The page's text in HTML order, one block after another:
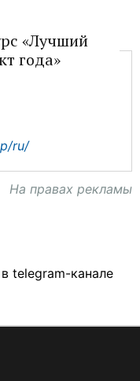
«Лучший
года»
ru/
На правах рекламы
telegram-канале